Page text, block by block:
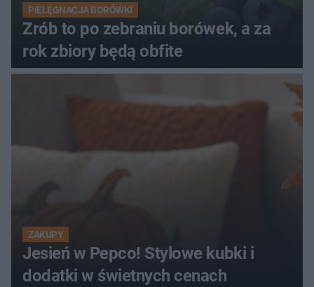
PIELĘGNACJA BORÓWKI
Zrób to po zebraniu borówek, a za
rok zbiory będą obfite
ZAKUPY
Jesień w Pepco! Stylowe kubki i
dodatki w świetnych cenach